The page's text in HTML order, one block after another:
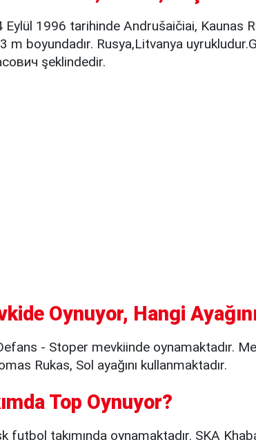
Eylül 1996 tarihinde Andrušaičiai, Kaunas
m boyundadır. Rusya,Litvanya
şeklindedir.
Oynuyor, Hangi
- Stoper mevkiinde oynamaktadır.
Rukas, Sol ayağını kullanmaktadır.
Top Oynuyor?
futbol takımında oynamaktadır. SKA